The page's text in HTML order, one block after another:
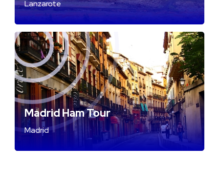
Lanzarote
Madrid Ham Tour
Madrid